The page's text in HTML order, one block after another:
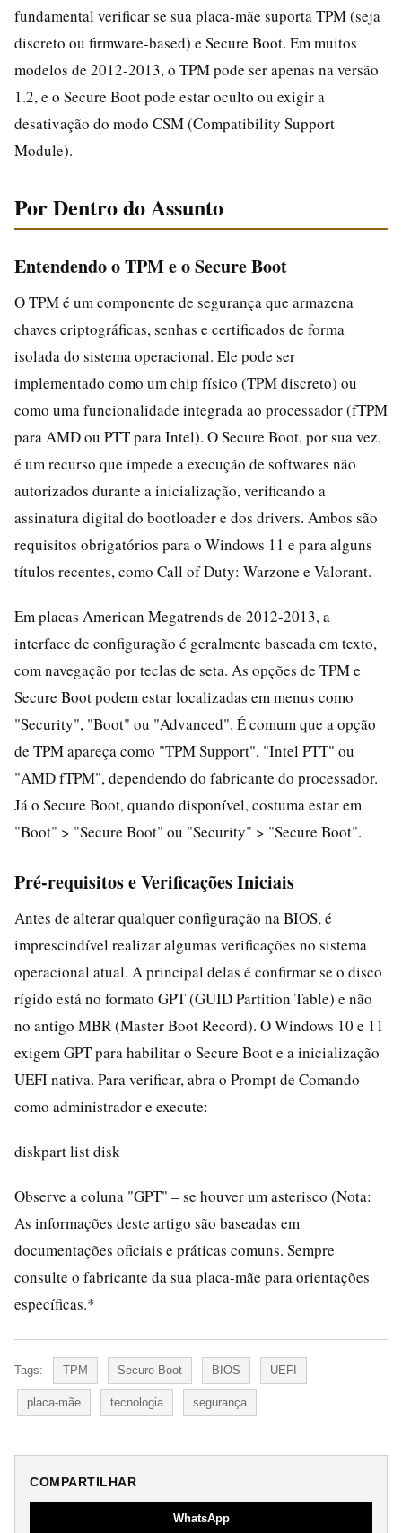
fundamental verificar se sua placa-mãe suporta TPM (seja
discreto ou firmware-based) e Secure Boot. Em muitos
modelos de 2012-2013, o TPM pode ser apenas na versão
1.2, e o Secure Boot pode estar oculto ou exigir a
desativação do modo CSM (Compatibility Support
Module).
Por Dentro do Assunto
Entendendo o TPM e o Secure Boot
O TPM é um componente de segurança que armazena
chaves criptográficas, senhas e certificados de forma
isolada do sistema operacional. Ele pode ser
implementado como um chip físico (TPM discreto) ou
como uma funcionalidade integrada ao processador (fTPM
para AMD ou PTT para Intel). O Secure Boot, por sua vez,
é um recurso que impede a execução de softwares não
autorizados durante a inicialização, verificando a
assinatura digital do bootloader e dos drivers. Ambos são
requisitos obrigatórios para o Windows 11 e para alguns
títulos recentes, como Call of Duty: Warzone e Valorant.
Em placas American Megatrends de 2012-2013, a
interface de configuração é geralmente baseada em texto,
com navegação por teclas de seta. As opções de TPM e
Secure Boot podem estar localizadas em menus como
"Security", "Boot" ou "Advanced". É comum que a opção
de TPM apareça como "TPM Support", "Intel PTT" ou
"AMD fTPM", dependendo do fabricante do processador.
Já o Secure Boot, quando disponível, costuma estar em
"Boot" > "Secure Boot" ou "Security" > "Secure Boot".
Pré-requisitos e Verificações Iniciais
Antes de alterar qualquer configuração na BIOS, é
imprescindível realizar algumas verificações no sistema
operacional atual. A principal delas é confirmar se o disco
rígido está no formato GPT (GUID Partition Table) e não
no antigo MBR (Master Boot Record). O Windows 10 e 11
exigem GPT para habilitar o Secure Boot e a inicialização
UEFI nativa. Para verificar, abra o Prompt de Comando
como administrador e execute:
diskpart list disk
Observe a coluna "GPT" – se houver um asterisco (Nota:
As informações deste artigo são baseadas em
documentações oficiais e práticas comuns. Sempre
consulte o fabricante da sua placa-mãe para orientações
específicas.*
Tags: TPM Secure Boot BIOS UEFI
placa-mãe tecnologia segurança
COMPARTILHAR
WhatsApp